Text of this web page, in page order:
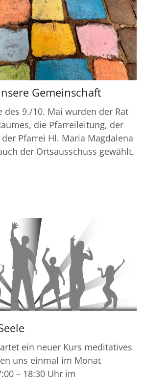
Gemeinschaft
des 9./10. Mai wurden der Rat
die Pfarreileitung, der
Pfarrei Hl. Maria Magdalena
der Ortsausschuss gewählt.
ein neuer Kurs meditatives
uns einmal im Monat
– 18:30 Uhr im